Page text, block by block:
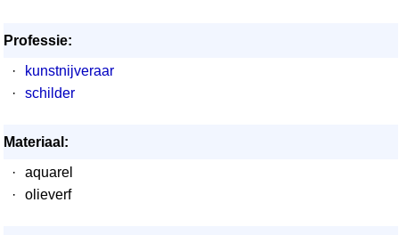
Professie:
·
kunstnijveraar
·
schilder
Materiaal:
·
aquarel
·
olieverf